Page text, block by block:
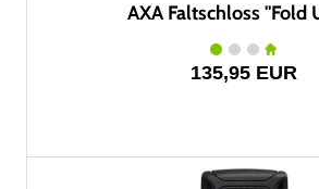
AXA Faltschloss "Fold
135,95 EUR